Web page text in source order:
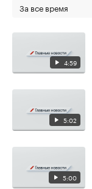
За все время
4:59
5:02
5:00